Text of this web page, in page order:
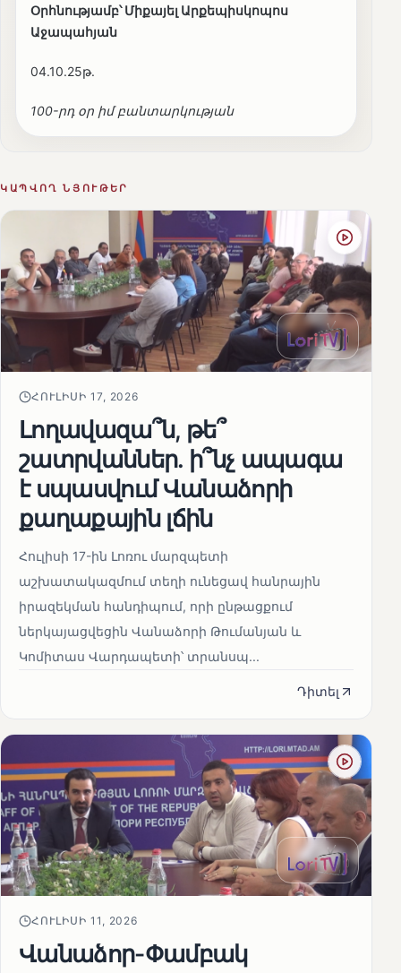
Օրհնությամբ՝ Միքայել Արքեպիսկոպոս
Աջապահյան
04.10.25թ.
100-րդ օր իմ բանտարկության
ԿԱՊՎՈՂ ՆՅՈՒԹԵՐ
ՀՈՒԼԻՍԻ 17, 2026
Լողավազա՞ն, թե՞
շատրվաններ. ի՞նչ ապագա
է սպասվում Վանաձորի
քաղաքային լճին
Հուլիսի 17-ին Լոռու մարզպետի
աշխատակազմում տեղի ունեցավ հանրային
իրազեկման հանդիպում, որի ընթացքում
ներկայացվեցին Վանաձորի Թումանյան և
Կոմիտաս Վարդապետի՝ տրանսպ...
Դիտել
ՀՈՒԼԻՍԻ 11, 2026
Վանաձոր-Փամբակ